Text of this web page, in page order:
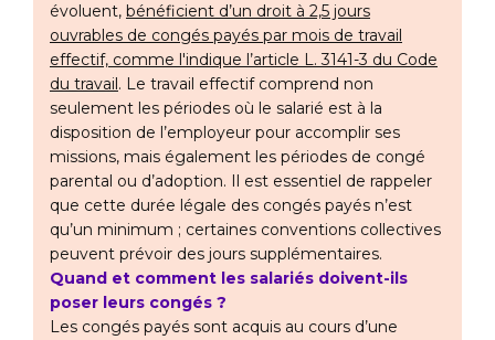
évoluent, bénéficient d’un droit à 2,5 jours
ouvrables de congés payés par mois de travail
effectif, comme l'indique l’article L. 3141-3 du Code
du travail. Le travail effectif comprend non
seulement les périodes où le salarié est à la
disposition de l’employeur pour accomplir ses
missions, mais également les périodes de congé
parental ou d’adoption. Il est essentiel de rappeler
que cette durée légale des congés payés n’est
qu’un minimum ; certaines conventions collectives
peuvent prévoir des jours supplémentaires.
Quand et comment les salariés doivent-ils
poser leurs congés ?
Les congés payés sont acquis au cours d’une